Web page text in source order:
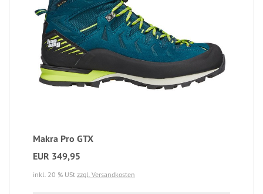
Makra Pro GTX
EUR 349,95
inkl. 20 % USt zzgl. Versandkosten